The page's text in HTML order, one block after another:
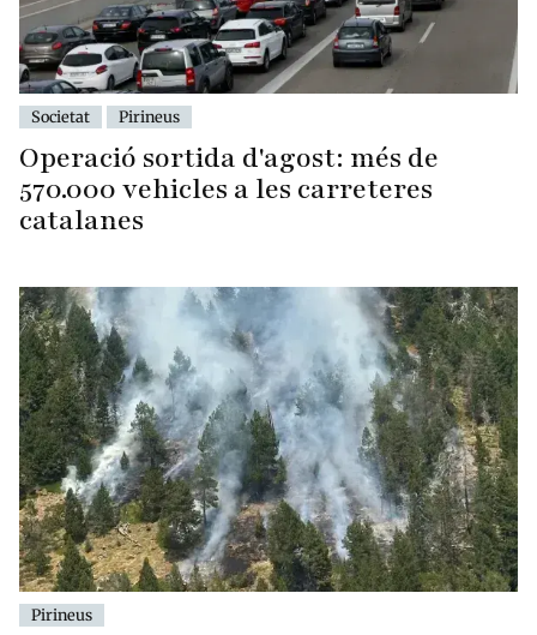
Societat Pirineus
Operació sortida d'agost: més de
570.000 vehicles a les carreteres
catalanes
Pirineus